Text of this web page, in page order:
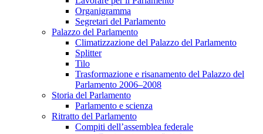
Organigramma
Segretari del Parlamento
Palazzo del Parlamento
Climatizzazione del Palazzo del Parlamento
Splitter
Tilo
Trasformazione e risanamento del Palazzo del
Parlamento 2006–2008
Storia del Parlamento
Parlamento e scienza
Ritratto del Parlamento
Compiti dell’assemblea federale